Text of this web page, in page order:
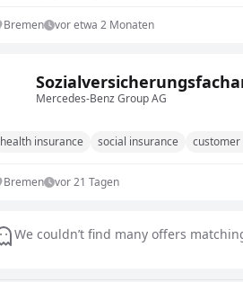
Bremen vor etwa 2 Monaten
Mercedes-Benz Group AG
health insurance social insurance customer
Bremen vor 21 Tagen
We couldn’t find many offers